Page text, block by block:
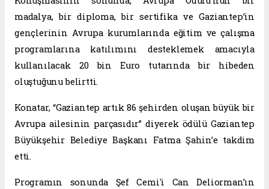
madalya, bir diploma, bir sertifika ve Gaziantep’in
gençlerinin Avrupa kurumlarında eğitim ve çalışma
programlarına katılımını desteklemek amacıyla
kullanılacak 20 bin Euro tutarında bir hibeden
oluştuğunu belirtti.
Konatar, “Gaziantep artık 86 şehirden oluşan büyük bir
Avrupa ailesinin parçasıdır” diyerek ödülü Gaziantep
Büyükşehir Belediye Başkanı Fatma Şahin’e takdim
etti.
Programın sonunda Şef Cemi'i Can Deliorman’ın